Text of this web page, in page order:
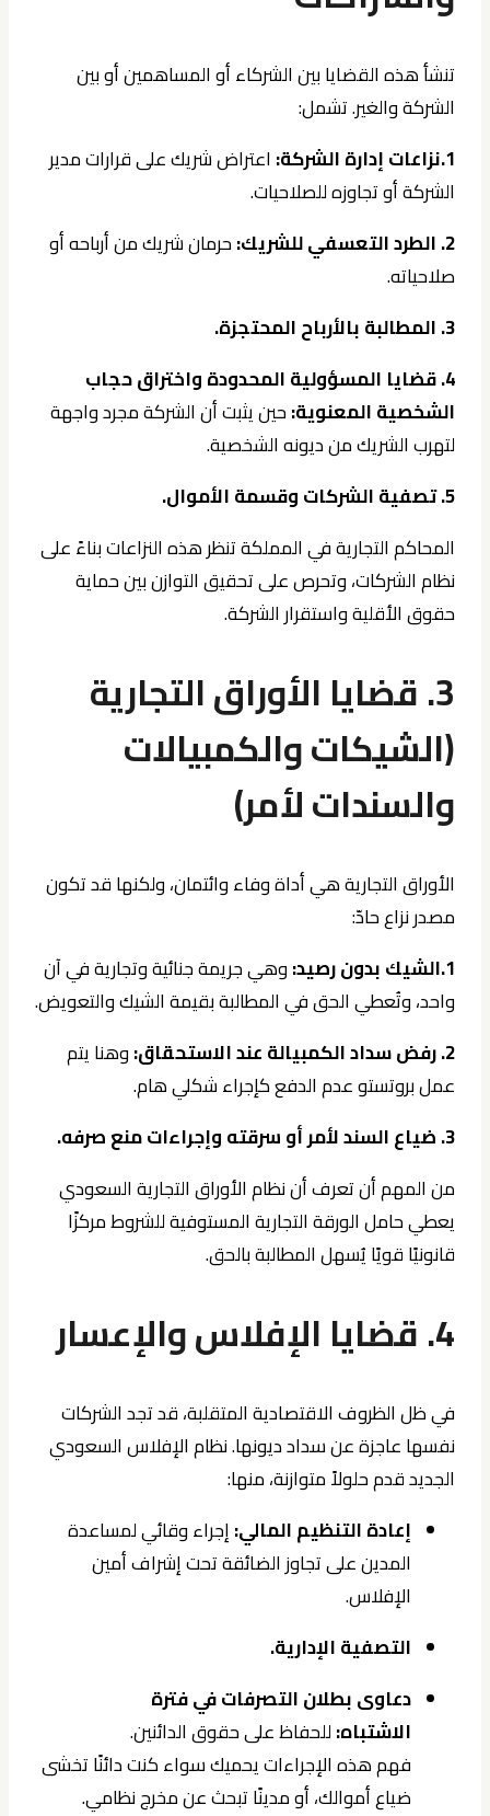
تنشأ هذه القضايا بين الشركاء أو المساهمين أو بين
الشركة والغير. تشمل:
1.نزاعات إدارة الشركة:
اعتراض شريك على قرارات مدير
الشركة أو تجاوزه للصلاحيات.
2. الطرد التعسفي للشريك:
حرمان شريك من أرباحه أو
صلاحياته.
3. المطالبة بالأرباح المحتجزة.
4. قضايا المسؤولية المحدودة واختراق حجاب
الشخصية المعنوية:حين يثبت أن الشركة مجرد واجهة
لتهرب الشريك من ديونه الشخصية.
5. تصفية الشركات وقسمة الأموال.
المحاكم التجارية في المملكة تنظر هذه النزاعات بناءً على
نظام الشركات، وتحرص على تحقيق التوازن بين حماية
حقوق الأقلية واستقرار الشركة.
3. قضايا الأوراق التجارية
(الشيكات والكمبيالات
والسندات لأمر)
الأوراق التجارية هي أداة وفاء وائتمان، ولكنها قد تكون
مصدر نزاع حادّ:
1.الشيك بدون رصيد:
وهي جريمة جنائية وتجارية في آن
واحد، وتُعطي الحق في المطالبة بقيمة الشيك والتعويض.
2. رفض سداد الكمبيالة عند الاستحقاق:
وهنا يتم
عمل بروتستو عدم الدفع كإجراء شكلي هام.
3. ضياع السند لأمر أو سرقته وإجراءات منع صرفه.
من المهم أن تعرف أن نظام الأوراق التجارية السعودي
يعطي حامل الورقة التجارية المستوفية للشروط مركزًا
قانونيًا قويًا يُسهل المطالبة بالحق.
4. قضايا الإفلاس والإعسار
في ظل الظروف الاقتصادية المتقلبة، قد تجد الشركات
نفسها عاجزة عن سداد ديونها. نظام الإفلاس السعودي
الجديد قدم حلولاً متوازنة، منها:
إعادة التنظيم المالي:إجراء وقائي لمساعدة
المدين على تجاوز الضائقة تحت إشراف أمين
الإفلاس.
التصفية الإدارية.
دعاوى بطلان التصرفات في فترة
الاشتباه:للحفاظ على حقوق الدائنين.
فهم هذه الإجراءات يحميك سواء كنت دائنًا تخشى
ضياع أموالك، أو مدينًا تبحث عن مخرج نظامي.